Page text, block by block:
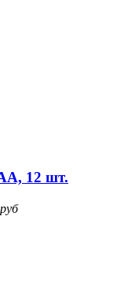
12 шт.
руб